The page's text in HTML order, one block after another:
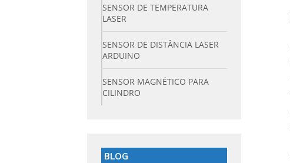
SENSOR DE TEMPERATURA
LASER
SENSOR DE DISTÂNCIA LASER
ARDUINO
SENSOR MAGNÉTICO PARA
CILINDRO
BLOG